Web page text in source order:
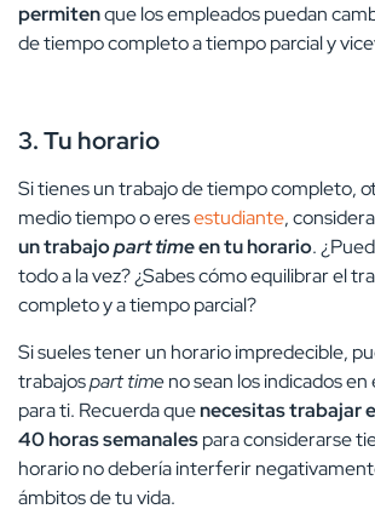
permitenque los empleados puedan
de tiempo completo a tiempo parcial y
3. Tu horario
Si tienes un trabajo de tiempo completo,
medio tiempo o eresestudiante, considera
un trabajopart timeen tu horario.
todo a la vez? ¿Sabes cómo equilibrar el
completo y a tiempo parcial?
Si sueles tener un horario impredecible,
trabajospart timeno sean los indicados
para ti. Recuerda quenecesitas trabajar
40 horas semanalespara considerarse
horario no debería interferir
ámbitos de tu vida.